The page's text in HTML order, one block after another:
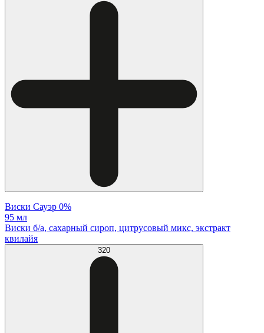
Виски Сауэр 0%
95 мл
Виски б/а, сахарный сироп, цитрусовый микс, экстракт
квилайя
320